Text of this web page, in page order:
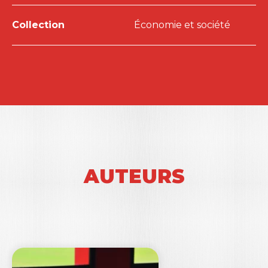
Maxime Thorigny.
Collection Économie et société
AUTEURS